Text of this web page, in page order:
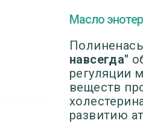
Масло
навсегда"
регуляции
веществ
развитию